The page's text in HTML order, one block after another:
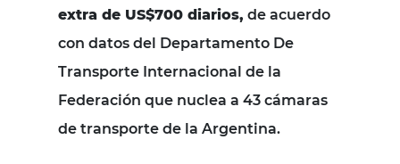
extra de US$700 diarios, de acuerdo
con datos del Departamento De
Transporte Internacional de la
Federación que nuclea a 43 cámaras
de transporte de la Argentina.